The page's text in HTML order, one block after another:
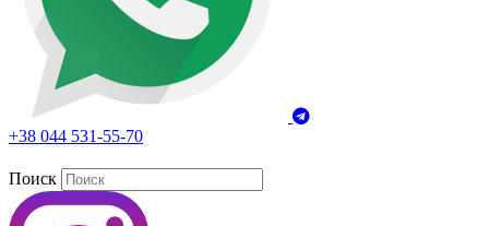
+38 044 531-55-70
Поиск